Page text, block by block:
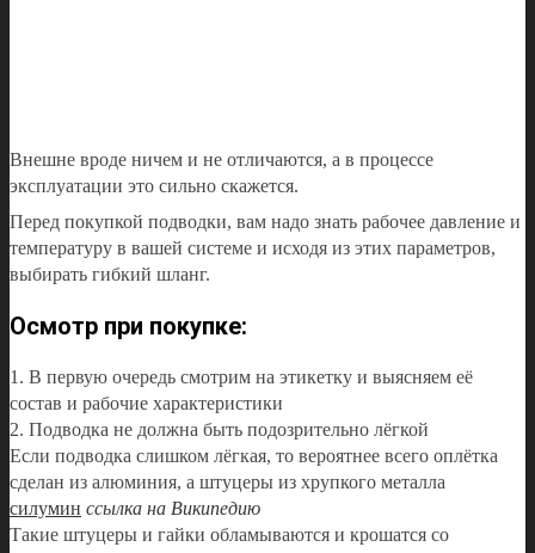
Внешне вроде ничем и не отличаются, а в процессе
эксплуатации это сильно скажется.
Перед покупкой подводки, вам надо знать рабочее давление и
температуру в вашей системе и исходя из этих параметров,
выбирать гибкий шланг.
Осмотр при покупке:
1. В первую очередь смотрим на этикетку и выясняем её
состав и рабочие характеристики
2. Подводка не должна быть подозрительно лёгкой
Если подводка слишком лёгкая, то вероятнее всего оплётка
сделан из алюминия, а штуцеры из хрупкого металла
силумин ссылка на Википедию
Такие штуцеры и гайки обламываются и крошатся со